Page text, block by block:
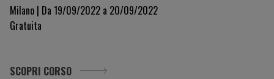
Milano | Da 19/09/2022 a 20/09/2022
Gratuita
SCOPRI CORSO